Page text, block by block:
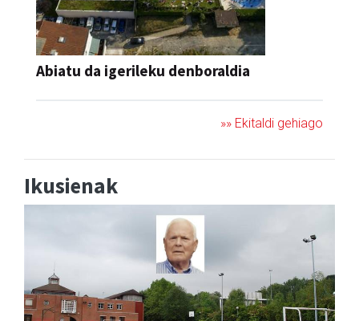
Abiatu da igerileku denboraldia
»» Ekitaldi gehiago
Ikusienak